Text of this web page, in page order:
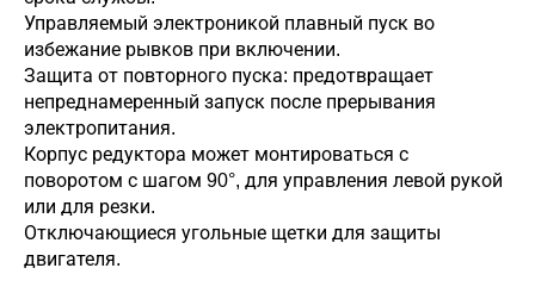
Управляемый электроникой плавный пуск во
избежание рывков при включении.
Защита от повторного пуска: предотвращает
непреднамеренный запуск после прерывания
электропитания.
Корпус редуктора может монтироваться с
поворотом с шагом 90°, для управления левой рукой
или для резки.
Отключающиеся угольные щетки для защиты
двигателя.